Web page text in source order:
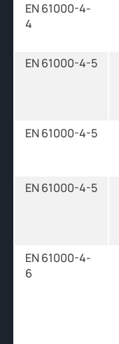
EN 61000-4-
4
EN 61000-4-5
EN 61000-4-5
EN 61000-4-5
EN 61000-4-
6